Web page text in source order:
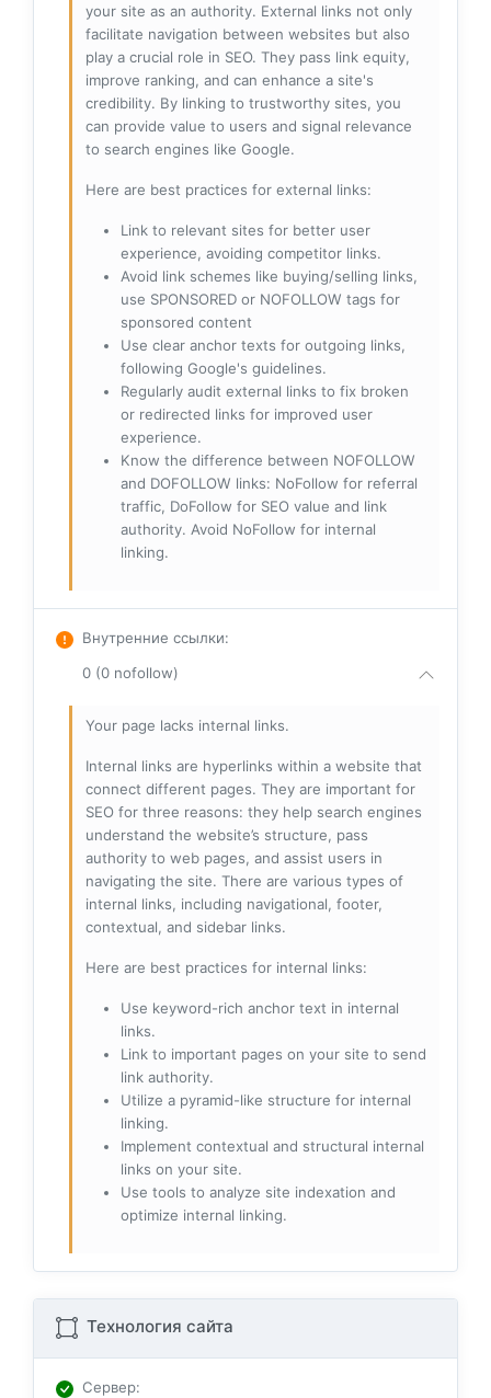
your site as an authority. External links not only
facilitate navigation between websites but also
play a crucial role in SEO. They pass link equity,
improve ranking, and can enhance a site's
credibility. By linking to trustworthy sites, you
can provide value to users and signal relevance
to search engines like Google.
Here are best practices for external links:
Link to relevant sites for better user
experience, avoiding competitor links.
Avoid link schemes like buying/selling links,
use SPONSORED or NOFOLLOW tags for
sponsored content
Use clear anchor texts for outgoing links,
following Google's guidelines.
Regularly audit external links to fix broken
or redirected links for improved user
experience.
Know the difference between NOFOLLOW
and DOFOLLOW links: NoFollow for referral
traffic, DoFollow for SEO value and link
authority. Avoid NoFollow for internal
linking.
Внутренние ссылки:
0 (0 nofollow)
Your page lacks internal links.
Internal links are hyperlinks within a website that
connect different pages. They are important for
SEO for three reasons: they help search engines
understand the website’s structure, pass
authority to web pages, and assist users in
navigating the site. There are various types of
internal links, including navigational, footer,
contextual, and sidebar links.
Here are best practices for internal links:
Use keyword-rich anchor text in internal
links.
Link to important pages on your site to send
link authority.
Utilize a pyramid-like structure for internal
linking.
Implement contextual and structural internal
links on your site.
Use tools to analyze site indexation and
optimize internal linking.
Технология сайта
Сервер: